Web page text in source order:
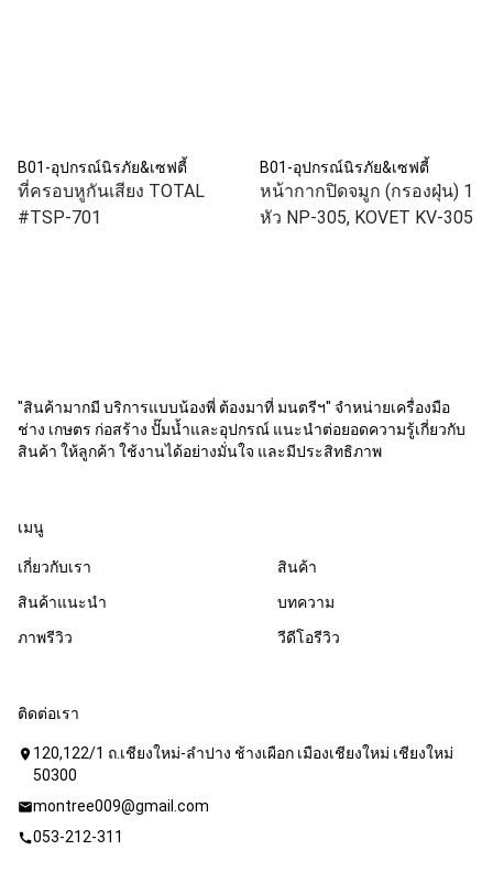
B01-อุปกรณ์นิรภัย&เซฟตี้
ที่ครอบหูกันเสียง TOTAL
#TSP-701
B01-อุปกรณ์นิรภัย&เซฟตี้
หน้ากากปิดจมูก (กรองฝุ่น) 1
หัว NP-305, KOVET KV-305
"สินค้ามากมี บริการแบบน้องพี่ ต้องมาที่ มนตรีฯ" จำหน่ายเครื่องมือ
ช่าง เกษตร ก่อสร้าง ปั๊มน้ำและอุปกรณ์ แนะนำต่อยอดความรู้เกี่ยวกับ
สินค้า ให้ลูกค้า ใช้งานได้อย่างมั่นใจ และมีประสิทธิภาพ
เมนู
เกี่ยวกับเรา
สินค้า
สินค้าแนะนำ
บทความ
ภาพรีวิว
วีดีโอรีวิว
ติดต่อเรา
location_on 120,122/1 ถ.เชียงใหม่-ลำปาง ช้างเผือก เมืองเชียงใหม่ เชียงใหม่
50300
mailmontree009@gmail.com
call053-212-311